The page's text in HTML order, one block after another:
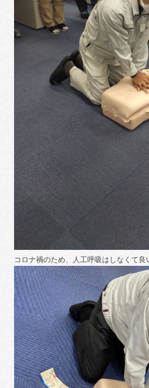
コロナ禍のため、人工呼吸はしなくて良